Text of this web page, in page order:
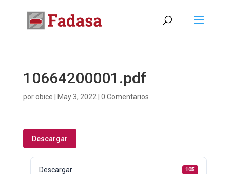
10664200001.pdf
porobice May 3, 2022 0 Comentarios
Descargar
Descargar 105